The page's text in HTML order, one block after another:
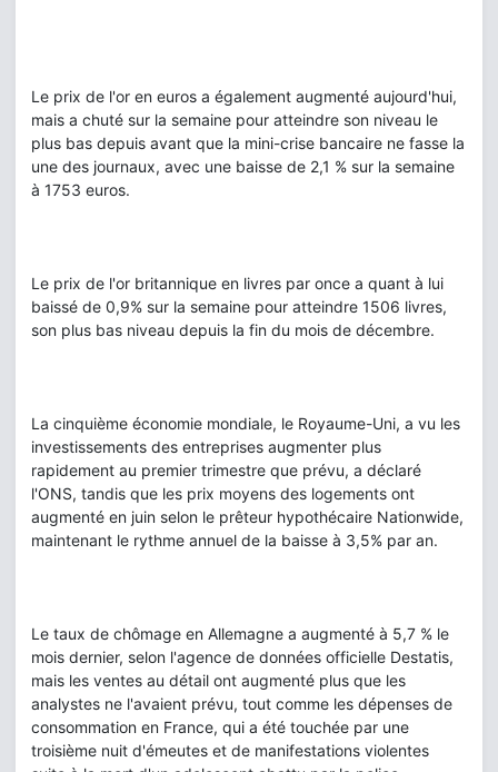
Le prix de l'or en euros a également augmenté aujourd'hui,
mais a chuté sur la semaine pour atteindre son niveau le
plus bas depuis avant que la mini-crise bancaire ne fasse la
une des journaux, avec une baisse de 2,1 % sur la semaine
à 1753 euros.
Le prix de l'or britannique en livres par once a quant à lui
baissé de 0,9% sur la semaine pour atteindre 1506 livres,
son plus bas niveau depuis la fin du mois de décembre.
La cinquième économie mondiale, le Royaume-Uni, a vu les
investissements des entreprises augmenter plus
rapidement au premier trimestre que prévu, a déclaré
l'ONS, tandis que les prix moyens des logements ont
augmenté en juin selon le prêteur hypothécaire Nationwide,
maintenant le rythme annuel de la baisse à 3,5% par an.
Le taux de chômage en Allemagne a augmenté à 5,7 % le
mois dernier, selon l'agence de données officielle Destatis,
mais les ventes au détail ont augmenté plus que les
analystes ne l'avaient prévu, tout comme les dépenses de
consommation en France, qui a été touchée par une
troisième nuit d'émeutes et de manifestations violentes